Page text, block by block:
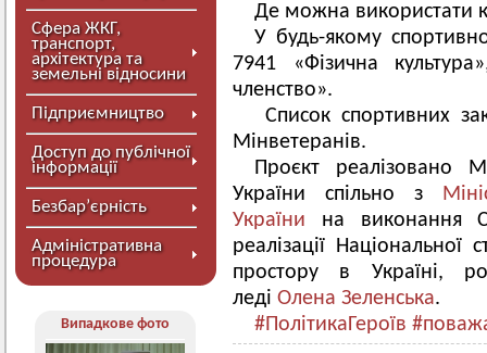
Сфера ЖКГ,
транспорт,
архітектура та
земельні відносини
Підприємництво
Доступ до публічної
інформації
Безбар’єрність
Адміністративна
процедура
Випадкове фото
Де можна використати
У будь-якому
7941 «Фізична
членство».
Список спортивних
Мінветеранів.
Проєкт реалізовано
України спільно з
України на виконання
реалізації Національної
простору в Україні,
леді Олена Зеленська.
#ПолітикаГероїв